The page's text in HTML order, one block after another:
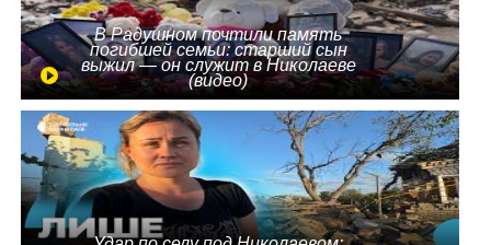
В Радушном почтили память
погибшей семьи: старший сын
выжил — он служит в Николаеве
(видео)